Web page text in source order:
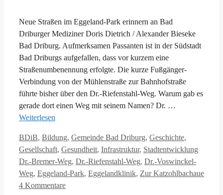
Neue Straßen im Eggeland-Park erinnern an Bad
Driburger Mediziner Doris Dietrich / Alexander Bieseke
Bad Driburg. Aufmerksamen Passanten ist in der Südstadt
Bad Driburgs aufgefallen, dass vor kurzem eine
Straßenumbenennung erfolgte. Die kurze Fußgänger-
Verbindung von der Mühlenstraße zur Bahnhofstraße
führte bisher über den Dr.-Riefenstahl-Weg. Warum gab es
gerade dort einen Weg mit seinem Namen? Dr. …
Weiterlesen
Kategorien
BDiB, Bildung, Gemeinde Bad Driburg, Geschichte,
Gesellschaft, Gesundheit, Infrastruktur, Stadtentwicklung
Dr.-Bremer-Weg, Dr.-Riefenstahl-Weg, Dr.-Voswinckel-
Weg, Eggeland-Park, Eggelandklinik, Zur Katzohlbachaue
4 Kommentare